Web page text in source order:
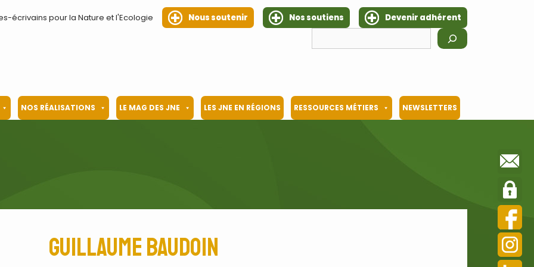
écrivains pour la Nature et l'Ecologie Nous soutenir Nos soutiens
Devenir adhérent
NOS RÉALISATIONS LE MAG DES JNE LES JNE EN RÉGIONS RESSOURCES MÉTIERS NEWSLETTERS
Guillaume Baudoin